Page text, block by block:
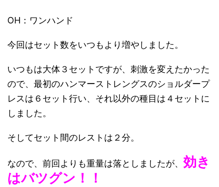
OH：ワンハンド
今回はセット数をいつもより増やしました。
いつもは大体３セットですが、刺激を変えたかった
ので、最初のハンマーストレングスのショルダープ
レスは６セット行い、それ以外の種目は４セットに
しました。
そしてセット間のレストは２分。
なので、前回よりも重量は落としましたが、 効き
はバツグン！！